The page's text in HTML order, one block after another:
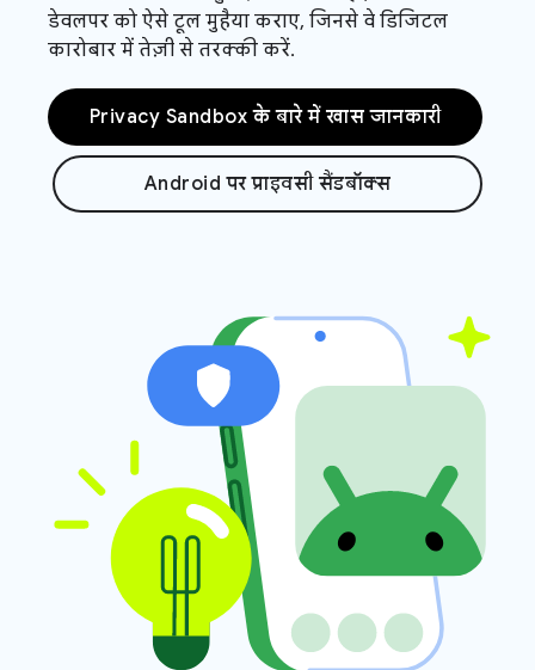
डेवलपर को ऐसे टूल मुहैया कराए, जिनसे वे डिजिटल
कारोबार में तेज़ी से तरक्की करें.
Privacy Sandbox के बारे में खास जानकारी
Android पर प्राइवसी सैंडबॉक्स